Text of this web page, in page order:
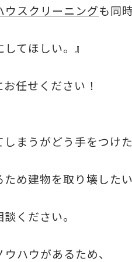
ウスクリーニングも同
てほしい。』
任せください！
しまうがどう手をつけ
め建物を取り壊したい
ください。
ハウがあるため、